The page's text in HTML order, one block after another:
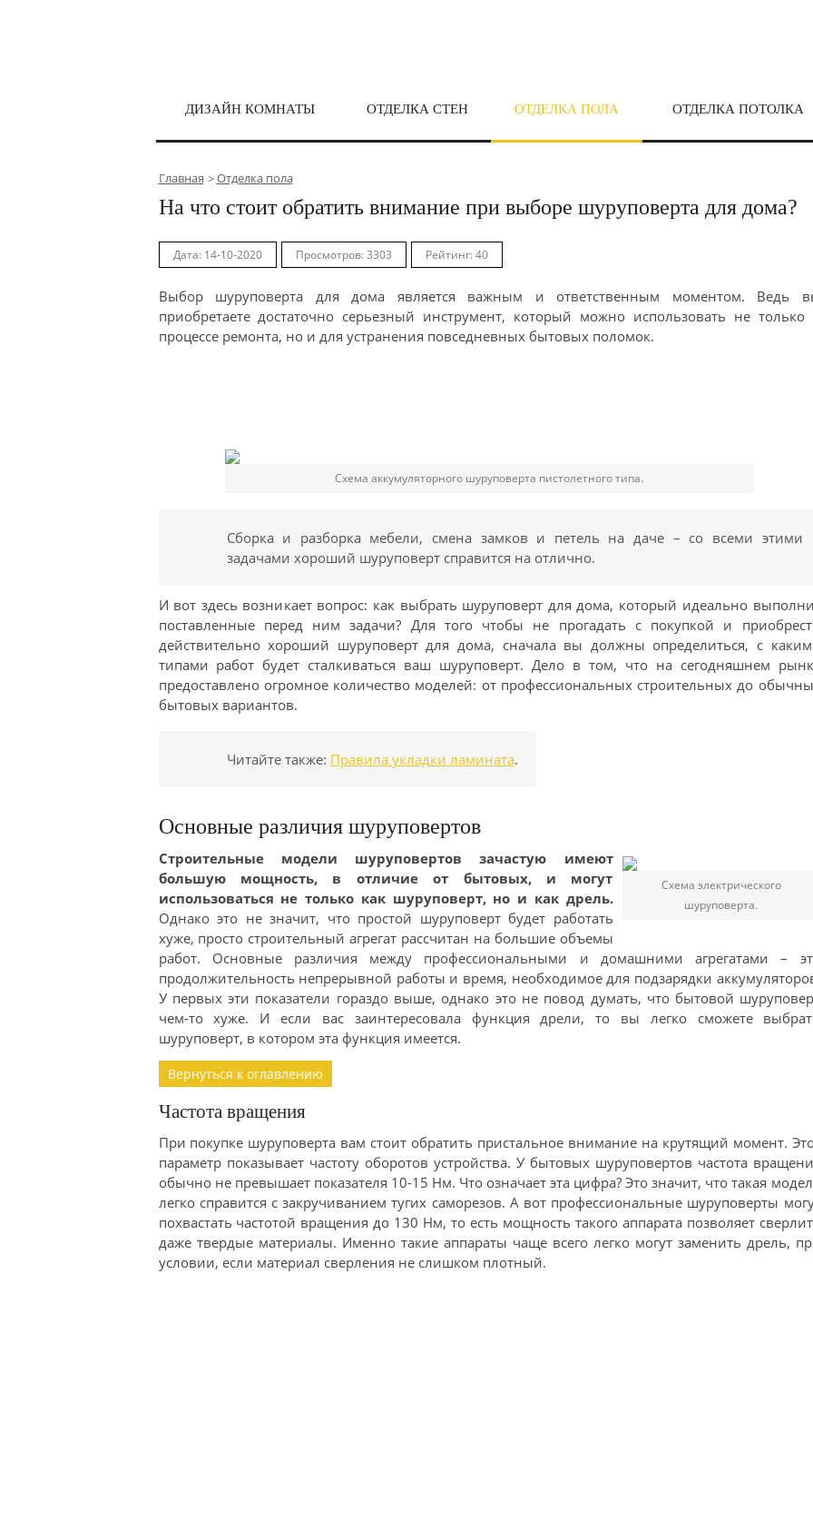
ДИЗАЙН КОМНАТЫ ОТДЕЛКА СТЕН ОТДЕЛКА ПОЛА ОТДЕЛКА ПОТОЛКА
Главная Отделка пола
На что стоит обратить внимание при выборе шуруповерта для дома?
Дата: 14-10-2020 Просмотров: 3303 Рейтинг: 40
Выбор шуруповерта для дома является важным и ответственным моментом. Ведь
приобретаете достаточно серьезный инструмент, который можно использовать не только
процессе ремонта, но и для устранения повседневных бытовых поломок.
Схема аккумуляторного шуруповерта пистолетного типа.
Сборка и разборка мебели, смена замков и петель на даче – со всеми этими
задачами хороший шуруповерт справится на отлично.
И вот здесь возникает вопрос: как выбрать шуруповерт для дома, который идеально
поставленные перед ним задачи? Для того чтобы не прогадать с покупкой и
действительно хороший шуруповерт для дома, сначала вы должны определиться, с
типами работ будет сталкиваться ваш шуруповерт. Дело в том, что на сегодняшнем
предоставлено огромное количество моделей: от профессиональных строительных до
бытовых вариантов.
Читайте также: Правила укладки ламината.
Основные различия шуруповертов
Схема электрического
шуруповерта.
Строительные модели шуруповертов зачастую имеют
большую мощность, в отличие от бытовых, и могут
использоваться не только как шуруповерт, но и как дрель.
Однако это не значит, что простой шуруповерт будет работать
хуже, просто строительный агрегат рассчитан на большие объемы
работ. Основные различия между профессиональными и домашними агрегатами –
продолжительность непрерывной работы и время, необходимое для подзарядки
У первых эти показатели гораздо выше, однако это не повод думать, что бытовой
чем-то хуже. И если вас заинтересовала функция дрели, то вы легко сможете
шуруповерт, в котором эта функция имеется.
Вернуться к оглавлению
Частота вращения
При покупке шуруповерта вам стоит обратить пристальное внимание на крутящий момент.
параметр показывает частоту оборотов устройства. У бытовых шуруповертов частота
обычно не превышает показателя 10-15 Нм. Что означает эта цифра? Это значит, что такая
легко справится с закручиванием тугих саморезов. А вот профессиональные шуруповерты
похвастать частотой вращения до 130 Нм, то есть мощность такого аппарата позволяет
даже твердые материалы. Именно такие аппараты чаще всего легко могут заменить дрель,
условии, если материал сверления не слишком плотный.